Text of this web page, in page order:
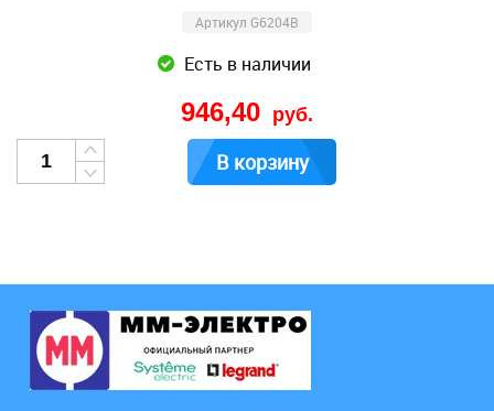
Артикул G6204B
Есть в наличии
946,40 руб.
В корзину